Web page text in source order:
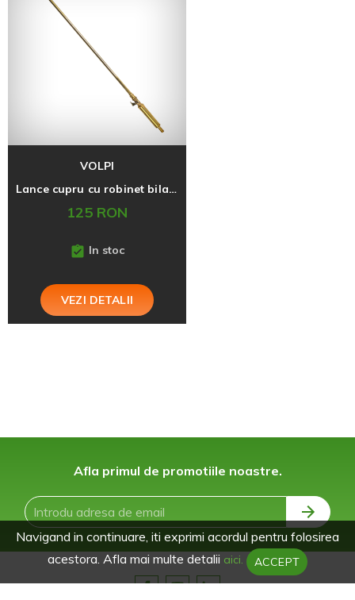
VOLPI
Lance cupru cu robinet bila 68 cm
125 RON
In stoc
VEZI DETALII
Afla primul de promotiile noastre.
Navigand in continuare, iti exprimi acordul pentru folosirea
acestora. Afla mai multe detalii aici. ACCEPT